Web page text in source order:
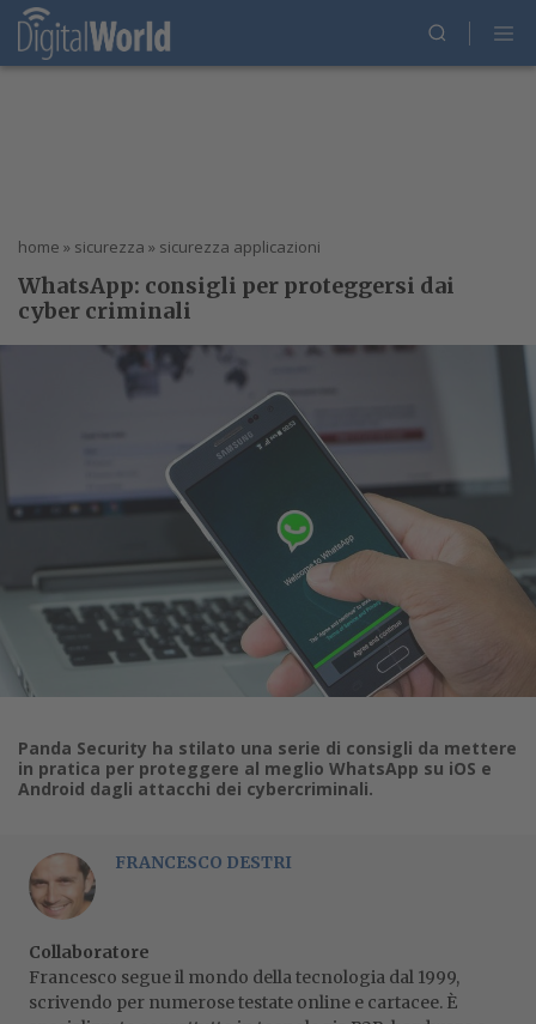
home » sicurezza » sicurezza applicazioni
WhatsApp: consigli per proteggersi dai
cyber criminali
Panda Security ha stilato una serie di consigli da mettere
in pratica per proteggere al meglio WhatsApp su iOS e
Android dagli attacchi dei cybercriminali.
FRANCESCO DESTRI
Collaboratore
Francesco segue il mondo della tecnologia dal 1999,
scrivendo per numerose testate online e cartacee. È